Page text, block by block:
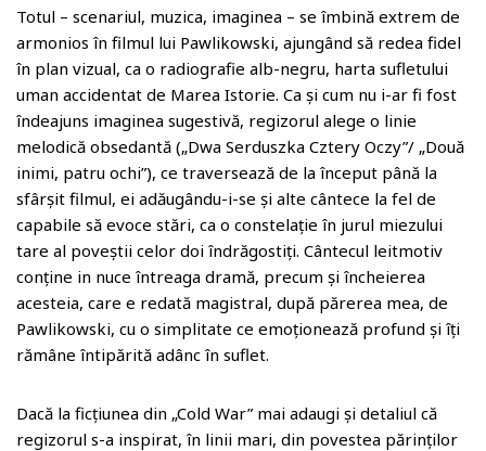
Totul – scenariul, muzica, imaginea – se îmbină extrem de
armonios în filmul lui Pawlikowski, ajungând să redea fidel
în plan vizual, ca o radiografie alb-negru, harta sufletului
uman accidentat de Marea Istorie. Ca și cum nu i-ar fi fost
îndeajuns imaginea sugestivă, regizorul alege o linie
melodică obsedantă („Dwa Serduszka Cztery Oczy”/ „Două
inimi, patru ochi”), ce traversează de la început până la
sfârșit filmul, ei adăugându-i-se și alte cântece la fel de
capabile să evoce stări, ca o constelație în jurul miezului
tare al poveștii celor doi îndrăgostiți. Cântecul leitmotiv
conține in nuce întreaga dramă, precum și încheierea
acesteia, care e redată magistral, după părerea mea, de
Pawlikowski, cu o simplitate ce emoționează profund și îți
rămâne întipărită adânc în suflet.
Dacă la ficțiunea din „Cold War” mai adaugi și detaliul că
regizorul s-a inspirat, în linii mari, din povestea părinților